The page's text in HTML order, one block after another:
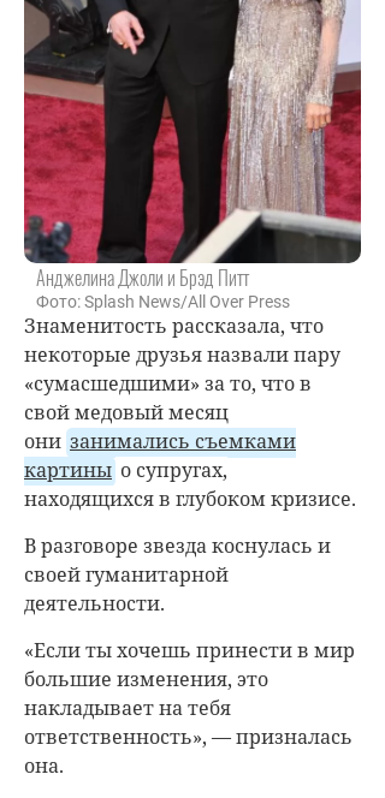
Анджелина Джоли и Брэд Питт
Фото: Splash News/All Over Press
Знаменитость рассказала, что
некоторые друзья назвали пару
«сумасшедшими» за то, что в
свой медовый месяц
они занимались съемками
картины о супругах,
находящихся в глубоком кризисе.
В разговоре звезда коснулась и
своей гуманитарной
деятельности.
«Если ты хочешь принести в мир
большие изменения, это
накладывает на тебя
ответственность», — призналась
она.